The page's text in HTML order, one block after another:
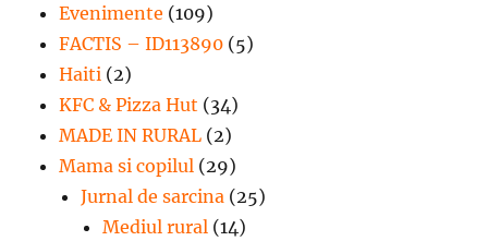
Evenimente (109)
FACTIS – ID113890 (5)
Haiti (2)
KFC & Pizza Hut (34)
MADE IN RURAL (2)
Mama si copilul (29)
Jurnal de sarcina (25)
Mediul rural (14)